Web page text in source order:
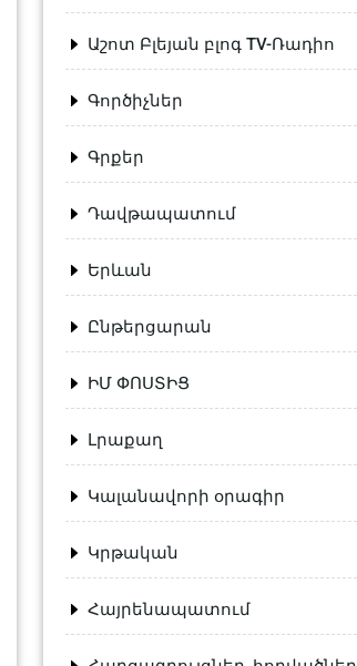
Աշոտ Բլեյան բլոգ TV-Ռադիո
Գործիչներ
Գրքեր
Դավթապատում
Երևան
Ընթերցարան
ԻՄ ՓՈՍՏԻՑ
Լրաքաղ
Կալանավորի օրագիր
Կրթական
Հայրենապատում